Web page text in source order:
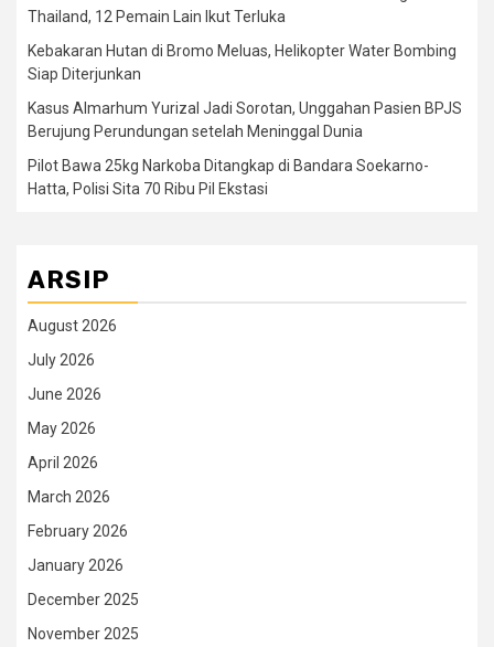
Thailand, 12 Pemain Lain Ikut Terluka
Kebakaran Hutan di Bromo Meluas, Helikopter Water Bombing
Siap Diterjunkan
Kasus Almarhum Yurizal Jadi Sorotan, Unggahan Pasien BPJS
Berujung Perundungan setelah Meninggal Dunia
Pilot Bawa 25kg Narkoba Ditangkap di Bandara Soekarno-
Hatta, Polisi Sita 70 Ribu Pil Ekstasi
ARSIP
August 2026
July 2026
June 2026
May 2026
April 2026
March 2026
February 2026
January 2026
December 2025
November 2025